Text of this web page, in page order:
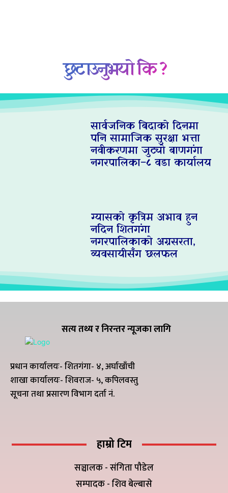
छुटाउनुभयो कि ?
सार्वजनिक बिदाको दिनमा
पनि सामाजिक सुरक्षा भत्ता
नवीकरणमा जुट्यो बाणगंगा
नगरपालिका–८ वडा कार्यालय
ग्यासको कृत्रिम अभाव हुन
नदिन शितगंगा
नगरपालिकाको अग्रसरता,
व्यवसायीसँग छलफल
सत्य तथ्य र निरन्तर न्यूजका लागि
प्रधान कार्यालयः- शितगंगा- ४, अर्घाखाँची
शाखा कार्यालयः- शिवराज- ५, कपिलवस्तु
सूचना तथा प्रसारण विभाग दर्ता नं.
हाम्रो टिम
सञ्चालक - संगिता पौडेल
सम्पादक - शिव बेल्बासे